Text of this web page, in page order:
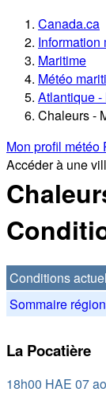
Canada.ca
Information
Maritime
Météo
Atlantique -
Chaleurs -
Mon profil météo
Accéder à une
Conditions
Sommaire
La Pocatière
18h00 HAE 07